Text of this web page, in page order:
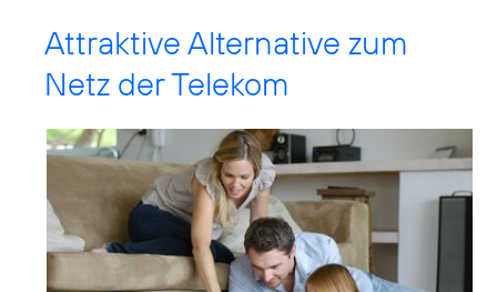
Attraktive Alternative zum
Netz der Telekom